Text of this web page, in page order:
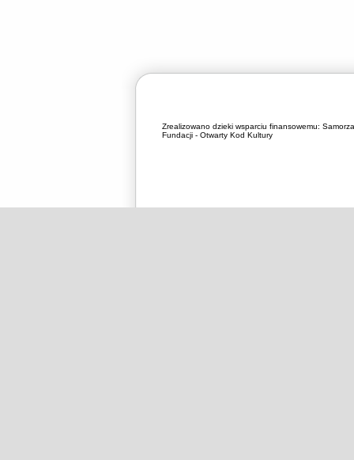
Zrealizowano dzieki wsparciu finansowemu:
Fundacji - Otwarty Kod Kultury